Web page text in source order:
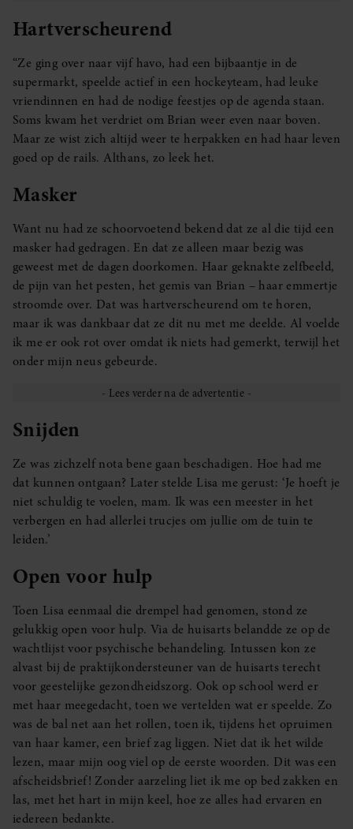
Hartverscheurend
“Ze ging over naar vijf havo, had een bijbaantje in de
supermarkt, speelde actief in een hockeyteam, had leuke
vriendinnen en had de nodige feestjes op de agenda staan.
Soms kwam het verdriet om Brian weer even naar boven.
Maar ze wist zich altijd weer te herpakken en had haar leven
goed op de rails. Althans, zo leek het.
Masker
Want nu had ze schoorvoetend bekend dat ze al die tijd een
masker had gedragen. En dat ze alleen maar bezig was
geweest met de dagen doorkomen. Haar geknakte zelfbeeld,
de pijn van het pesten, het gemis van Brian – haar emmertje
stroomde over. Dat was hartverscheurend om te horen,
maar ik was dankbaar dat ze dit nu met me deelde. Al voelde
ik me er ook rot over omdat ik niets had gemerkt, terwijl het
onder mijn neus gebeurde.
Snijden
Ze was zichzelf nota bene gaan beschadigen. Hoe had me
dat kunnen ontgaan? Later stelde Lisa me gerust: ‘Je hoeft je
niet schuldig te voelen, mam. Ik was een meester in het
verbergen en had allerlei trucjes om jullie om de tuin te
leiden.’
Open voor hulp
Toen Lisa eenmaal die drempel had genomen, stond ze
gelukkig open voor hulp. Via de huisarts belandde ze op de
wachtlijst voor psychische behandeling. Intussen kon ze
alvast bij de praktijkondersteuner van de huisarts terecht
voor geestelijke gezondheidszorg. Ook op school werd er
met haar meegedacht, toen we vertelden wat er speelde. Zo
was de bal net aan het rollen, toen ik, tijdens het opruimen
van haar kamer, een brief zag liggen. Niet dat ik het wilde
lezen, maar mijn oog viel op de eerste woorden. Dit was een
afscheidsbrief! Zonder aarzeling liet ik me op bed zakken en
las, met het hart in mijn keel, hoe ze alles had ervaren en
iedereen bedankte.